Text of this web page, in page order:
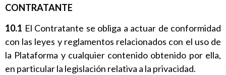
CONTRATANTE
10.1 El Contratante se obliga a actuar de conformidad
con las leyes y reglamentos relacionados con el uso de
la Plataforma y cualquier contenido obtenido por ella,
en particular la legislación relativa a la privacidad.